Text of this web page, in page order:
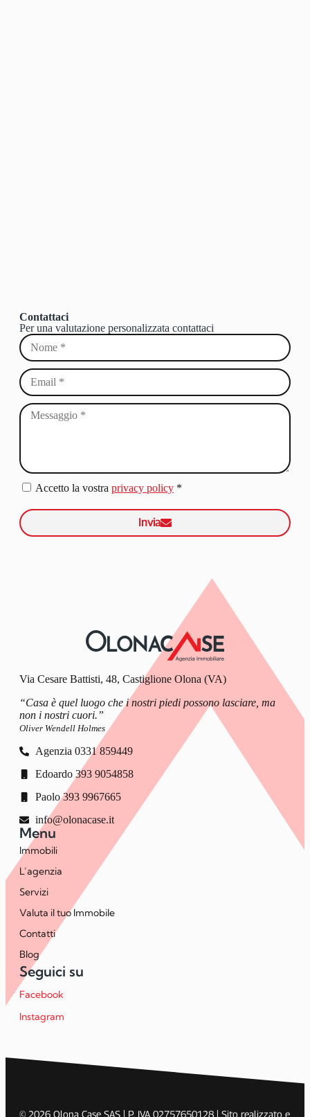
Contattaci
Per una valutazione personalizzata contattaci
Accetto la vostra privacy policy *
Invia
Via Cesare Battisti, 48, Castiglione Olona (VA)
“Casa è quel luogo che i nostri piedi possono lasciare, ma
non i nostri cuori.”
Oliver Wendell Holmes
Agenzia 0331 859449
Edoardo 393 9054858
Paolo 393 9967665
info@olonacase.it
Menu
Immobili
L’agenzia
Servizi
Valuta il tuo Immobile
Contatti
Blog
Seguici su
Facebook
Instagram
© 2026 Olona Case SAS | P. IVA 02757650128 | Sito realizzato e